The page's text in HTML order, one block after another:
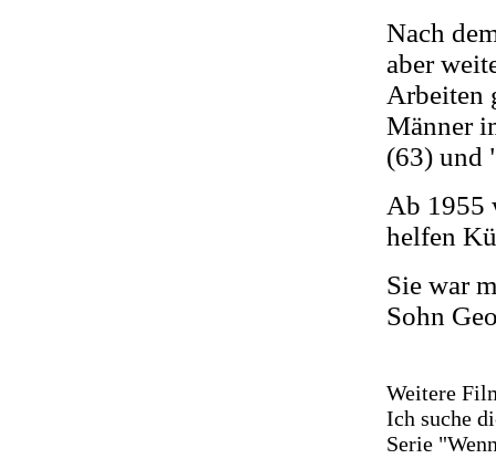
Nach
aber
Arbeiten
Männer
(63) und
Ab 1955
helfen
Sie war
Sohn
Weitere
Ich suche
Serie